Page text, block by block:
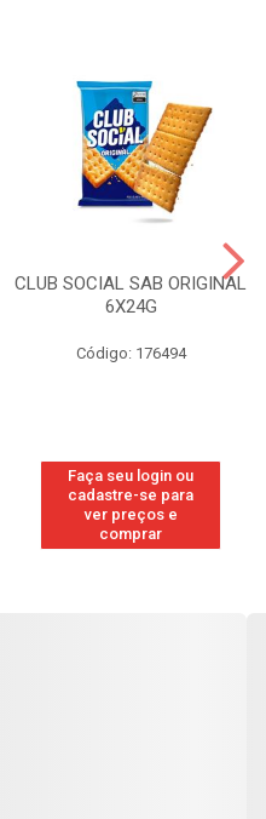
CLUB SOCIAL SAB ORIGINAL
6X24G
Código: 176494
Faça seu login ou
cadastre-se para
ver preços e
comprar